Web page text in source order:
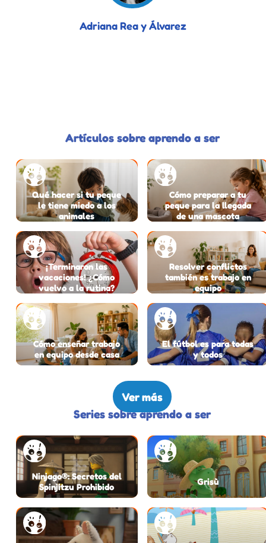
Adriana Rea y Álvarez
Artículos sobre aprendo a ser
Qué hacer si tu peque
le tiene miedo a los
animales
Cómo preparar a tu
peque para la llegada
de una mascota
¡Terminaron las
vacaciones! ¿Cómo
vuelvo a la rutina?
Resolver conflictos
también es trabajo en
equipo
Cómo enseñar trabajo
en equipo desde casa
El fútbol es para todas
y todos
Ver más
Series sobre aprendo a ser
Ninjago®: Secretos del
Spinjitzu Prohibido
Grisù